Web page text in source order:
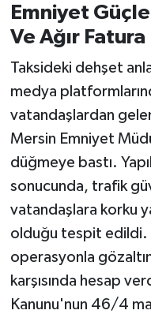
Emniyet
Ve Ağır
Taksideki dehşet
medya
vatandaşlardan
Mersin Emniyet
düğmeye bastı.
sonucunda, trafik
vatandaşlara korku
olduğu tespit edildi.
operasyonla
karşısında hesap
Kanunu'nun 46/4